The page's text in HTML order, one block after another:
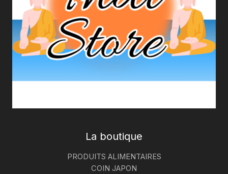
La boutique
PRODUITS ALIMENTAIRES
COIN JAPON